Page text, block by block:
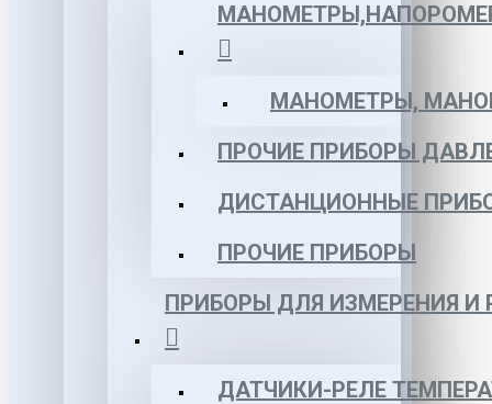
МАНОМЕТРЫ,
ПРОЧИЕ ПРИБОРЫ
ДИСТАНЦИОННЫЕ
ПРОЧИЕ ПРИБОРЫ
ПРИБОРЫ ДЛЯ ИЗМЕРЕНИЯ И
ДАТЧИКИ-РЕЛЕ